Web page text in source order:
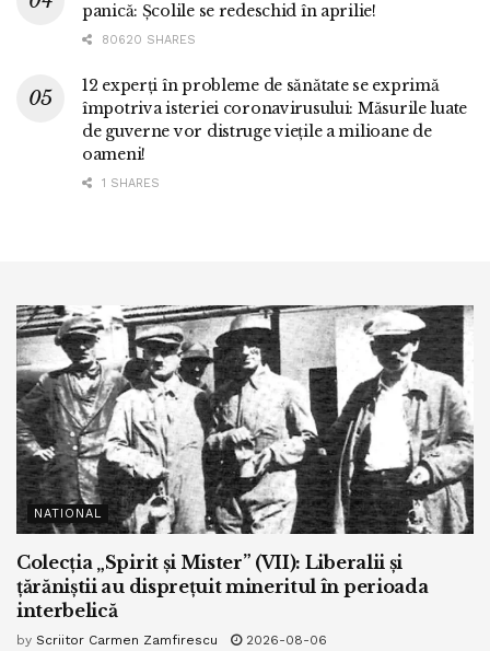
panică: Școlile se redeschid în aprilie!
80620 SHARES
12 experți în probleme de sănătate se exprimă
împotriva isteriei coronavirusului: Măsurile luate
de guverne vor distruge viețile a milioane de
oameni!
1 SHARES
NATIONAL
Colecția „Spirit și Mister” (VII): Liberalii și
țărăniștii au disprețuit mineritul în perioada
interbelică
by Scriitor Carmen Zamfirescu 2026-08-06